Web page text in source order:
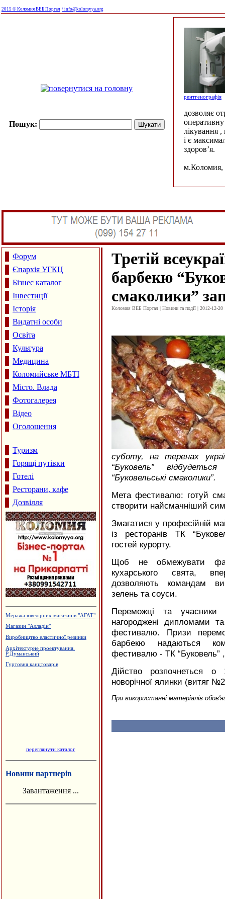
2015 © Коломия ВЕБ Портал / info@kolomyya.org
Пошук:
рентгенографія
дозволяє
лікування ,
і є
здоров’я.
м.Коломия,
Форум
Єпархія УГКЦ
Бізнес каталог
Інвестиції
Історія
Видатні особи
Освіта
Культура
Медицина
Коломийське МБТІ
Місто. Влада
Фотогалерея
Відео
Оголошення
Туризм
Горящі путівки
Готелі
Ресторани, кафе
Дозвілля
Сімейний пансіон "На Куті"
Вироби з нержавіючої сталі
Садиба зеленого туризму "Магнолія"
Готельно-ресторанний комплекс
"Беркут"
Рафтинг
переглянути каталог
Новини партнерів
Завантаження ...
Третій
барбекю
смаколики”
Коломия ВЕБ Портал | Новини та події | 2012-12-20
суботу, на теренах
“Буковель”
“Буковельські смаколики”.
Мета фестивалю: готуй
створити найсмачніший
Змагатися у професійній
із ресторанів ТК
гостей курорту.
Щоб не обмежувати
кухарського свята,
дозволяють командам
зелень та соуси.
Переможці та учасники
нагороджені дипломами та
фестивалю. Призи
барбекю надаються
фестивалю - ТК “Буковель”
Дійство розпочнеться
новорічної ялинки (витяг
При використанні матеріалів